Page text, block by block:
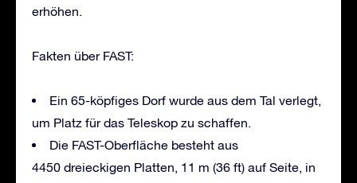
erhöhen.
Fakten über FAST:
Ein 65-köpfiges Dorf wurde aus dem Tal verlegt,
um Platz für das Teleskop zu schaffen.
Die FAST-Oberfläche besteht aus
4450 dreieckigen Platten, 11 m (36 ft) auf Seite, in